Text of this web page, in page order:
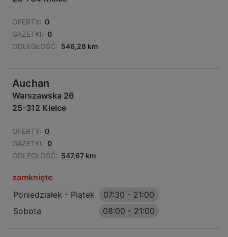
OFERTY: 0
GAZETKI: 0
ODLEGŁOŚĆ: 546,28 km
Auchan
Warszawska 26
25-312 Kielce
OFERTY: 0
GAZETKI: 0
ODLEGŁOŚĆ: 547,67 km
zamknięte
Poniedziałek - Piątek
07:30 - 21:00
Sobota
08:00 - 21:00